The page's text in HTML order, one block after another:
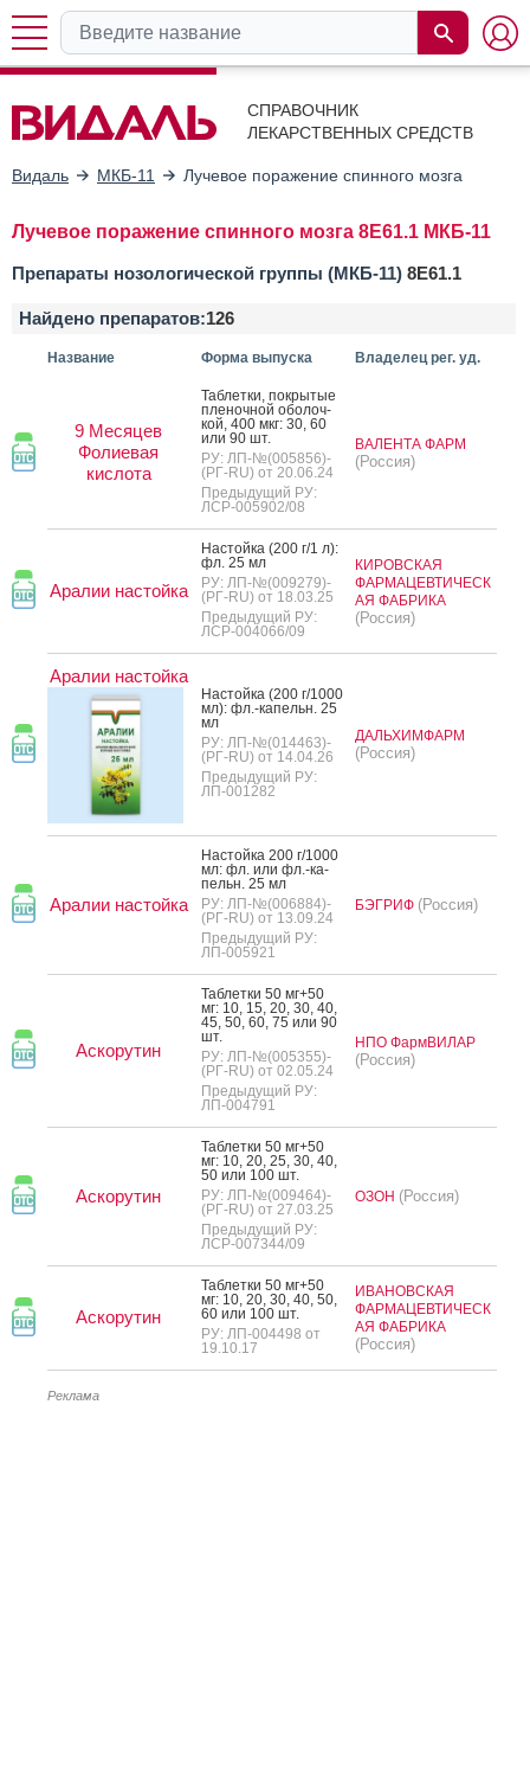
СПРАВОЧНИК
ЛЕКАРСТВЕННЫХ СРЕДСТВ
Видаль МКБ-11 Лучевое поражение спинного мозга
Лучевое поражение спинного мозга 8E61.1 МКБ-11
Препараты нозологической группы (МКБ-11) 8E61.1
Найдено препаратов:126
Название Форма выпуска Владелец рег. уд.
9 Месяцев
Фолиевая
кислота
Таб­летки, пок­ры­тые
пле­ноч­ной обо­лоч­
кой, 400 мкг: 30, 60
или 90 шт.
РУ: ЛП-№(005856)-
(РГ-RU) от 20.06.24
Предыдущий РУ:
ЛСР-005902/08
ВАЛЕНТА ФАРМ
(Россия)
Аралии настойка
Нас­той­ка (200 г/1 л):
фл. 25 мл
РУ: ЛП-№(009279)-
(РГ-RU) от 18.03.25
Предыдущий РУ:
ЛСР-004066/09
КИРОВСКАЯ
ФАРМАЦЕВТИЧЕСК
АЯ ФАБРИКА
(Россия)
Аралии настойка
Нас­той­ка (200 г/1000
мл): фл.-ка­пельн. 25
мл
РУ: ЛП-№(014463)-
(РГ-RU) от 14.04.26
Предыдущий РУ:
ЛП-001282
ДАЛЬХИМФАРМ
(Россия)
Аралии настойка
Нас­той­ка 200 г/1000
мл: фл. или фл.-ка­
пельн. 25 мл
РУ: ЛП-№(006884)-
(РГ-RU) от 13.09.24
Предыдущий РУ:
ЛП-005921
БЭГРИФ (Россия)
Аскорутин
Таб­летки 50 мг+50
мг: 10, 15, 20, 30, 40,
45, 50, 60, 75 или 90
шт.
РУ: ЛП-№(005355)-
(РГ-RU) от 02.05.24
Предыдущий РУ:
ЛП-004791
НПО ФармВИЛАР
(Россия)
Аскорутин
Таб­летки 50 мг+50
мг: 10, 20, 25, 30, 40,
50 или 100 шт.
РУ: ЛП-№(009464)-
(РГ-RU) от 27.03.25
Предыдущий РУ:
ЛСР-007344/09
ОЗОН (Россия)
Аскорутин
Таб­летки 50 мг+50
мг: 10, 20, 30, 40, 50,
60 или 100 шт.
РУ: ЛП-004498 от
19.10.17
ИВАНОВСКАЯ
ФАРМАЦЕВТИЧЕСК
АЯ ФАБРИКА
(Россия)
Реклама